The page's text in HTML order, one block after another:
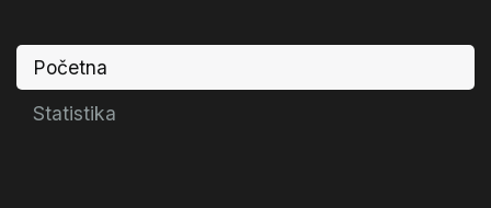
Početna
Statistika